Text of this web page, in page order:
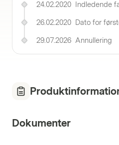
24.02.2020 Indledende
26.02.2020 Dato for
29.07.2026 Annullering
Dokumenter